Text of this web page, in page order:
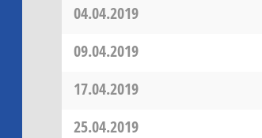
04.04.2019
09.04.2019
17.04.2019
25.04.2019